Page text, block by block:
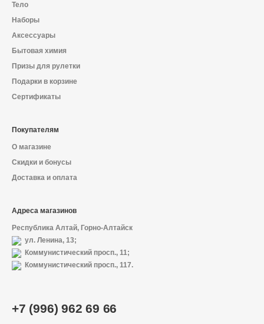
+7 (996) 962 69 66
Тело
Наборы
Аксессуары
Бытовая химия
Призы для рулетки
Подарки в корзине
Сертификаты
Покупателям
О магазине
Скидки и бонусы
Доставка и оплата
Адреса магазинов
Республика Алтай, Горно-Алтайск
ул. Ленина, 13;
Коммунистический просп., 11;
Коммунистический просп., 117.